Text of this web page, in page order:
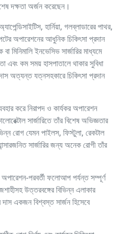
দক্ষতা অর্জন করেছেন।
হার্নিয়া, গলব্লাডারের পাথর,
অপারেশনের আধুনিক চিকিৎসা প্রদান
মিনিমালি ইনভেসিভ সার্জারির মাধ্যমে
কম সময় হাসপাতালে থাকার সুবিধা
অত্যন্ত যত্নসহকারে চিকিৎসা প্রদান
করে নিরাপদ ও কার্যকর অপারেশন
সার্জারিতে তাঁর বিশেষ অভিজ্ঞতার
রোগ যেমন পাইলস, ফিস্টুলা, রেকটাল
সার্জারির জন্য অনেক রোগী তাঁর
পরবর্তী ফলোআপ পর্যন্ত সম্পূর্ণ
উত্তরবঙ্গের বিভিন্ন এলাকার
একজন বিশ্বস্ত সার্জন হিসেবে